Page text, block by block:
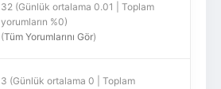
32 (Günlük ortalama 0.01 | Toplam
yorumların %0)
(Tüm Yorumlarını Gör)
3 (Günlük ortalama 0 | Toplam